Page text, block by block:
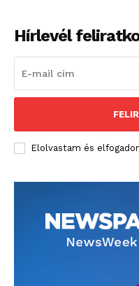
Hírlevél
Elolvastam és